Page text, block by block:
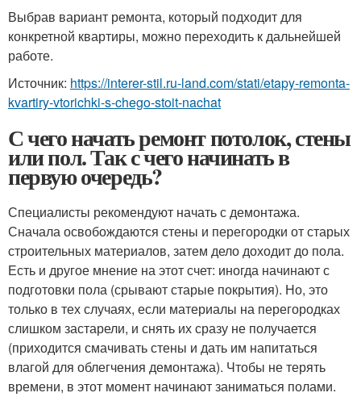
Выбрав вариант ремонта, который подходит для
конкретной квартиры, можно переходить к дальнейшей
работе.
Источник: https://interer-stil.ru-land.com/stati/etapy-remonta-
kvartiry-vtorichki-s-chego-stoit-nachat
С чего начать ремонт потолок, стены
или пол. Так с чего начинать в
первую очередь?
Специалисты рекомендуют начать с демонтажа.
Сначала освобождаются стены и перегородки от старых
строительных материалов, затем дело доходит до пола.
Есть и другое мнение на этот счет: иногда начинают с
подготовки пола (срывают старые покрытия). Но, это
только в тех случаях, если материалы на перегородках
слишком застарели, и снять их сразу не получается
(приходится смачивать стены и дать им напитаться
влагой для облегчения демонтажа). Чтобы не терять
времени, в этот момент начинают заниматься полами.